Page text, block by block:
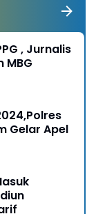
, Jurnalis
MBG
Gelar Apel